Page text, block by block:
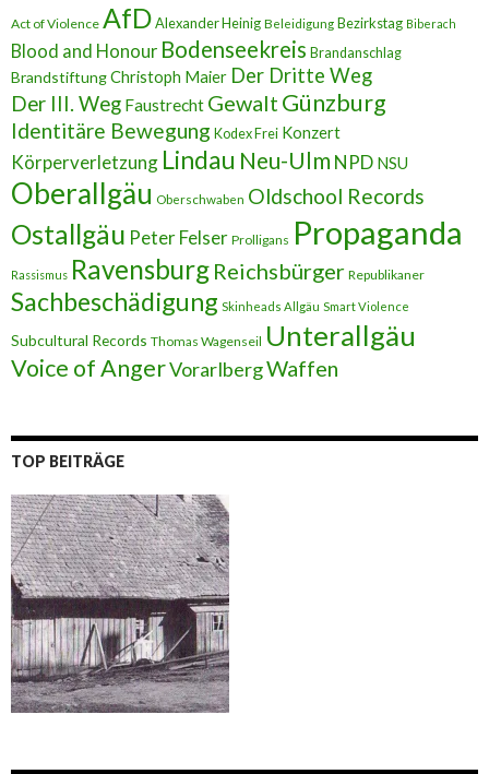
e
s
s
e
Act of Violence AfDAlexander Heinig Beleidigung Bezirkstag Biberach
Blood and Honour Bodenseekreis Brandanschlag
BrandstiftungChristoph Maier Der Dritte Weg
Der III. Weg Faustrecht Gewalt Günzburg
Identitäre Bewegung Kodex Frei Konzert
Körperverletzung Lindau Neu-Ulm NPD NSU
Oberallgäu Oberschwaben Oldschool Records
Ostallgäu Peter Felser Prolligans Propaganda
Rassismus Ravensburg Reichsbürger Republikaner
Sachbeschädigung Skinheads Allgäu Smart Violence
Subcultural Records Thomas Wagenseil Unterallgäu
Voice of AngerVorarlbergWaffen
TOP BEITRÄGE